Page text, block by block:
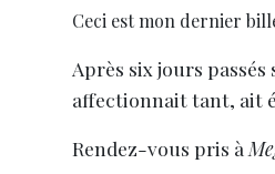
Ceci est mon dernier
Après six jours passés
affectionnait tant, ait
Rendez-vous pris à